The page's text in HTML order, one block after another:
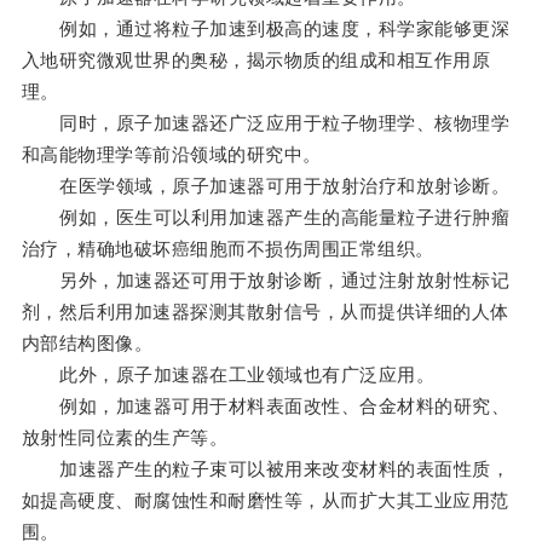
例如，通过将粒子加速到极高的速度，科学家能够更深
入地研究微观世界的奥秘，揭示物质的组成和相互作用原
理。
同时，原子加速器还广泛应用于粒子物理学、核物理学
和高能物理学等前沿领域的研究中。
在医学领域，原子加速器可用于放射治疗和放射诊断。
例如，医生可以利用加速器产生的高能量粒子进行肿瘤
治疗，精确地破坏癌细胞而不损伤周围正常组织。
另外，加速器还可用于放射诊断，通过注射放射性标记
剂，然后利用加速器探测其散射信号，从而提供详细的人体
内部结构图像。
此外，原子加速器在工业领域也有广泛应用。
例如，加速器可用于材料表面改性、合金材料的研究、
放射性同位素的生产等。
加速器产生的粒子束可以被用来改变材料的表面性质，
如提高硬度、耐腐蚀性和耐磨性等，从而扩大其工业应用范
围。